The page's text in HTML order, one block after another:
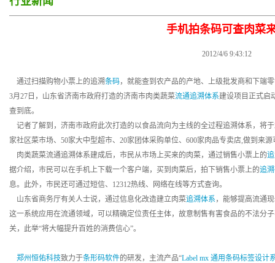
手机拍条码可查肉菜
2012/4/6 9:43:12
通过扫描购物小票上的追溯条码，就能查到农产品的产地、上级批发商和下端
3月27日，山东省济南市政府打造的济南市肉类蔬菜流通追溯体系建设项目正式启
查到底。
记者了解到，济南市政府此次打造的以食品流向为主线的全过程追溯体系，将
家社区菜市场、50家大中型超市、20家团体采购单位、600家肉品专卖店,做到来
肉类蔬菜流通追溯体系建成后，市民从市场上买来的肉菜，通过销售小票上的
据介绍，市民可以在手机上下载一个客户端，买到肉菜后，拍下销售小票上的追
息。此外，市民还可通过短信、12312热线、网络在线等方式查询。
山东省商务厅有关人士说，通过信息化改造建立肉菜追溯体系 ，能够提高流通
这一系统应用在流通领域，可以精确定位责任主体，故意制售有害食品的不法分
关，此举“将大幅提升百姓的消费信心”。
郑州恒佑科技致力于条形码软件的研发，主流产品“Label mx 通用条码标签设计